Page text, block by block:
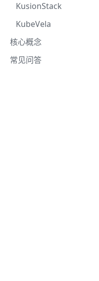
KusionStack
KubeVela
核心概念
常见问答